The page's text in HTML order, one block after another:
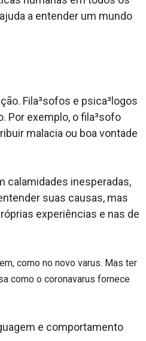
a entender um mundo
Fila³sofos e psica³logos
Por exemplo, o fila³sofo
mala­cia ou boa vontade
calamidades inesperadas,
suas causas, mas
experiências e nas de
como no novo va­rus. Mas ter
como o coronava­rus fornece
e comportamento